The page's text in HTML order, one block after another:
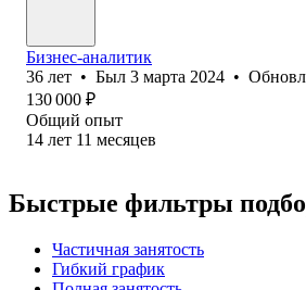
Бизнес-аналитик
36 лет • Был 3 марта 2024 •
130 000 ₽
Общий опыт
14 лет 11 месяцев
Быстрые фильтры
Частичная занятость
Гибкий график